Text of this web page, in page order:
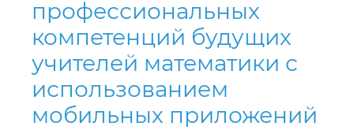
профессиональных
компетенций будущих
учителей математики с
использованием
мобильных приложений